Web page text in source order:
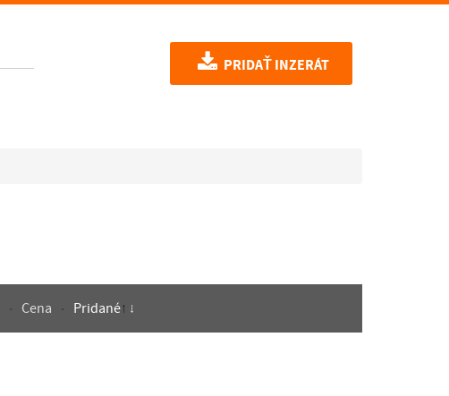
PRIDAŤ INZERÁT
Cena
Pridané